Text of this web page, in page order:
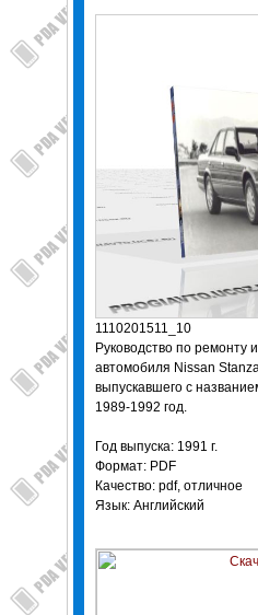
1110201511_10
Руководство по ремонту
автомобиля Nissan
выпускавшего с
1989-1992 год.
Год выпуска: 1991 г.
Формат: PDF
Качество: pdf, отличное
Язык: Английский